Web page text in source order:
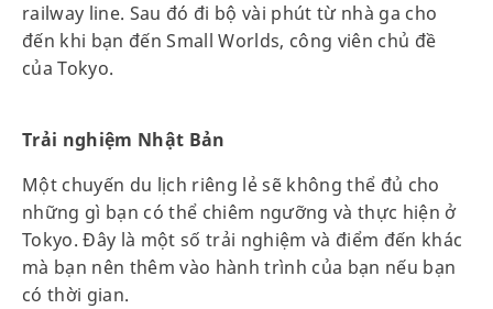
railway line. Sau đó đi bộ vài phút từ nhà ga cho
đến khi bạn đến Small Worlds, công viên chủ đề
của Tokyo.
Trải nghiệm Nhật Bản
Một chuyến du lịch riêng lẻ sẽ không thể đủ cho
những gì bạn có thể chiêm ngưỡng và thực hiện ở
Tokyo. Đây là một số trải nghiệm và điểm đến khác
mà bạn nên thêm vào hành trình của bạn nếu bạn
có thời gian.